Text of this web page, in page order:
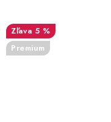
5 %
Premium